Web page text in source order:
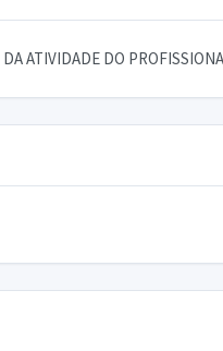
ATIVIDADE DO